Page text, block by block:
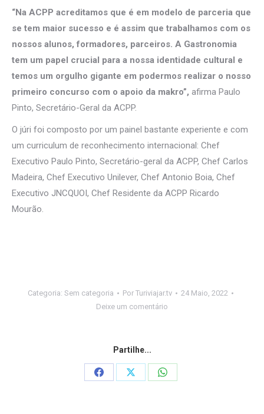
“Na ACPP acreditamos que é em modelo de parceria que
se tem maior sucesso e é assim que trabalhamos com os
nossos alunos, formadores, parceiros. A Gastronomia
tem um papel crucial para a nossa identidade cultural e
temos um orgulho gigante em podermos realizar o nosso
primeiro concurso com o apoio da makro”, afirma Paulo
Pinto, Secretário-Geral da ACPP.
O júri foi composto por um painel bastante experiente e com
um curriculum de reconhecimento internacional: Chef
Executivo Paulo Pinto, Secretário-geral da ACPP, Chef Carlos
Madeira, Chef Executivo Unilever, Chef Antonio Boia, Chef
Executivo JNCQUOI, Chef Residente da ACPP Ricardo
Mourão.
Categoria: Sem categoria Por Turiviajar.tv
24 Maio, 2022
Deixe um comentário
Partilhe...
Share
Share
Share